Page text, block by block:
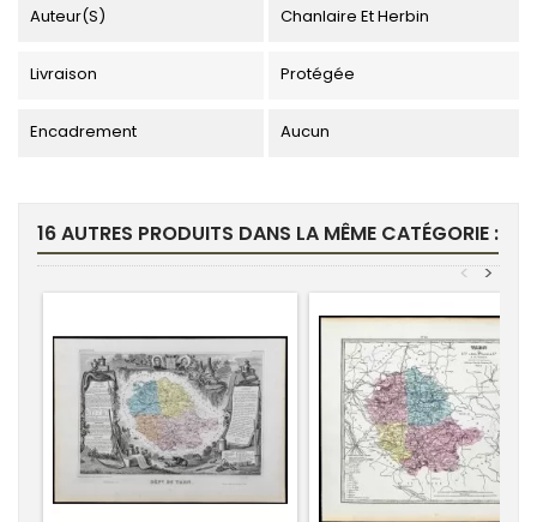
Auteur(s) Chanlaire Et Herbin
Livraison Protégée
Encadrement Aucun
16 AUTRES PRODUITS DANS LA MÊME CATÉGORIE :
>
<